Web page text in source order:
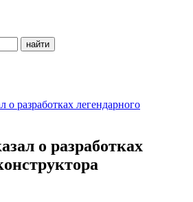
о разработках легендарного
о разработках